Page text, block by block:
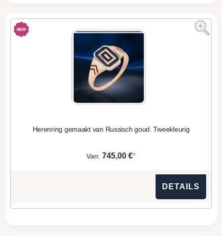
Herenring gemaakt van Russisch goud. Tweekleurig
Van: 745,00 €*
DETAILS